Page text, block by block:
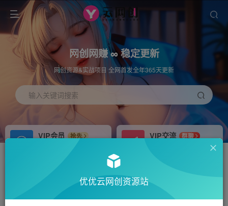
网创网赚 ∞ 稳定更新
网创资源&实战项目 全网首发全年365天更新
输入关键词搜索
VIP会员
抢先
免费下载全站资源
VIP交流
群聊
研究探讨更多创业项目路子。
站长V：hu91275
推荐
优优云网创资源站